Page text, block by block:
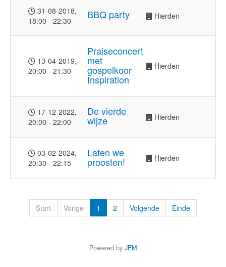
31-08-2018,
18:00 - 22:30 BBQ party Hierden
13-04-2019,
20:00 - 21:30
Praiseconcert
met
gospelkoor
Inspiration
Hierden
17-12-2022,
20:00 - 22:00
De vierde
wijze Hierden
03-02-2024,
20:30 - 22:15
Laten we
proosten! Hierden
Start Vorige 1 2 Volgende Einde
Powered by JEM